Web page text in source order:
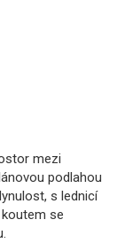
mezi
podlahou
s lednicí
se